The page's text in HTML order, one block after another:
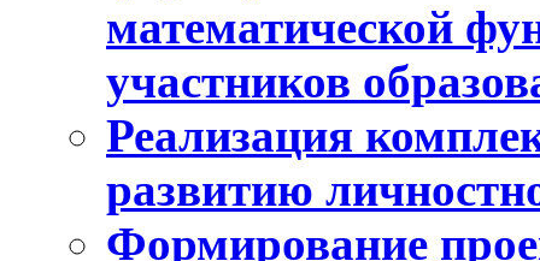
математической
участников
Реализация
развитию
Формирование